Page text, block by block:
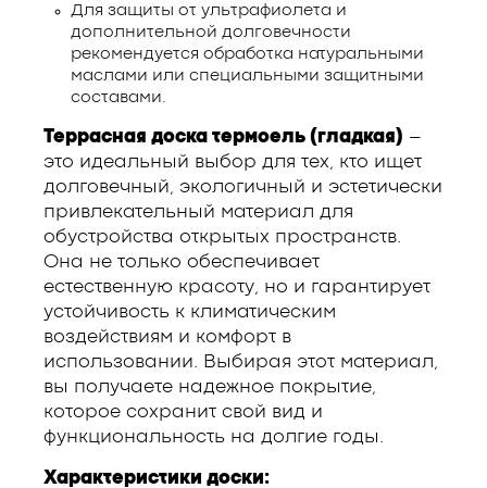
Для защиты от ультрафиолета и
дополнительной долговечности
рекомендуется обработка натуральными
маслами или специальными защитными
составами.
Террасная доска термоель (гладкая) –
это идеальный выбор для тех, кто ищет
долговечный, экологичный и эстетически
привлекательный материал для
обустройства открытых пространств.
Она не только обеспечивает
естественную красоту, но и гарантирует
устойчивость к климатическим
воздействиям и комфорт в
использовании. Выбирая этот материал,
вы получаете надежное покрытие,
которое сохранит свой вид и
функциональность на долгие годы.
Характеристики доски: